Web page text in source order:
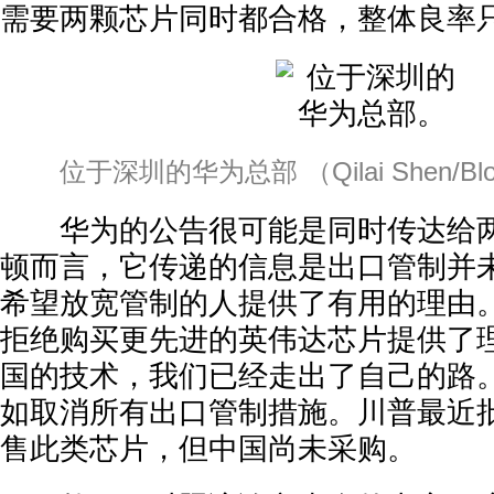
需要两颗芯片同时都合格，整体良率
位于深圳的华为总部 （Qilai Shen/
华为的公告很可能是同时传达给
顿而言，它传递的信息是出口管制
希望放宽管制的人提供了有用的理由
拒绝购买更先进的英伟达芯片提供了
国的技术，我们已经走出了自己的路
如取消所有出口管制措施。川普最近
售此类芯片，但中国尚未采购。